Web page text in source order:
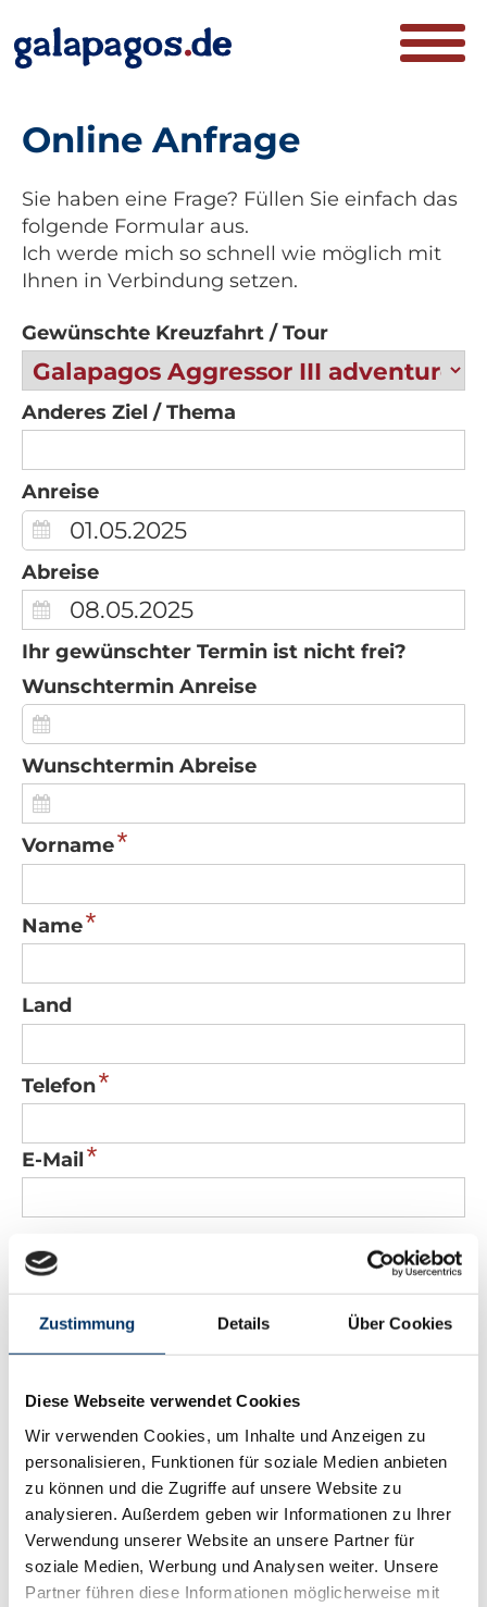
Zustimmung Details Über Cookies
Diese Webseite verwendet Cookies
Wir verwenden Cookies, um Inhalte und Anzeigen zu
personalisieren, Funktionen für soziale Medien anbieten
zu können und die Zugriffe auf unsere Website zu
analysieren. Außerdem geben wir Informationen zu Ihrer
Verwendung unserer Website an unsere Partner für
soziale Medien, Werbung und Analysen weiter. Unsere
Partner führen diese Informationen möglicherweise mit
Online Anfrage
Sie haben eine Frage? Füllen Sie einfach das
folgende Formular aus.
Ich werde mich so schnell wie möglich mit
Ihnen in Verbindung setzen.
Gewünschte Kreuzfahrt / Tour
Anderes Ziel / Thema
Anreise
Abreise
Ihr gewünschter Termin ist nicht frei?
Wunschtermin Anreise
Wunschtermin Abreise
Vorname*
Name*
Land
Telefon*
E-Mail*
Nachricht
*
Durch Klick auf "Abschicken" bestätigen Sie unsere
Hinweise zumDatenschutz.
Abschicken